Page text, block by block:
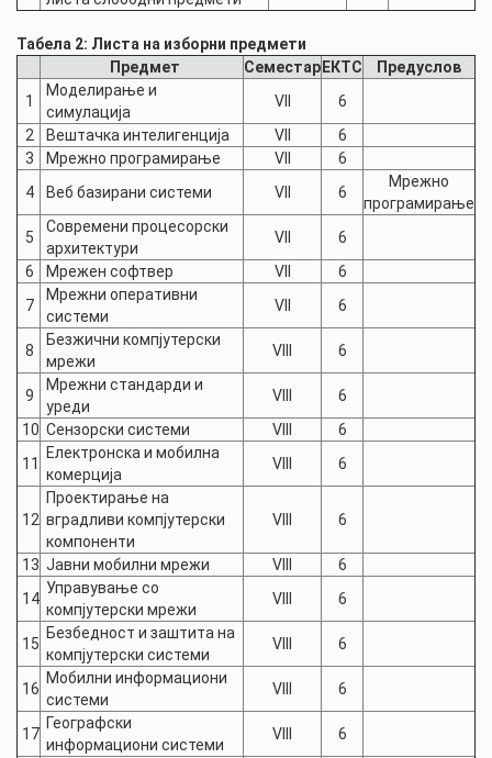
Табела 2: Листа на изборни предмети
Предмет
Семестар ЕКТС
Предуслов
1
Моделирање и
симулација
VII
6
2
Вештачка интелигенција VII
6
3
Мрежно програмирање VII
6
4
Веб базирани системи VII 6
Мрежно
програмирање
5
Современи процесорски
архитектури
VII
6
6
Мрежен софтвер VII
6
7
Мрежни оперативни
системи
VII 6
8
Безжични компјутерски
мрежи
VIII 6
9
Мрежни стандарди и
уреди
VIII
6
10 Сензорски системи VIII
6
11
Електронска и мобилна
комерција
VIII 6
12
Проектирање на
вградливи компјутерски
компоненти
VIII 6
13 Јавни мобилни мрежи VIII
6
14
Управување со
компјутерски мрежи
VIII 6
15
Безбедност и заштита на
компјутерски системи
VIII 6
16
Мобилни информациони
системи
VIII 6
17
Географски
информациони системи
VIII
6